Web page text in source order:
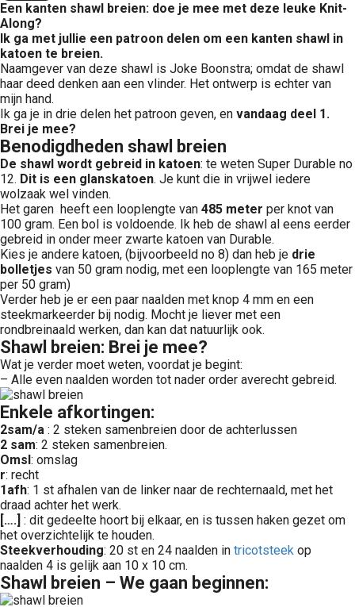
Een kanten shawl breien: doe je mee met deze leuke Knit-
Along?
Ik ga met jullie een patroon delen om een kanten shawl in
katoen te breien.
Naamgever van deze shawl is Joke Boonstra; omdat de shawl
haar deed denken aan een vlinder. Het ontwerp is echter van
mijn hand.
Ik ga je in drie delen het patroon geven, en vandaag deel 1.
Brei je mee?
Benodigdheden shawl breien
De shawl wordt gebreid in katoen: te weten Super Durable no
12. Dit is een glanskatoen. Je kunt die in vrijwel iedere
wolzaak wel vinden.
Het garen heeft een looplengte van 485 meter per knot van
100 gram. Een bol is voldoende. Ik heb de shawl al eens eerder
gebreid in onder meer zwarte katoen van Durable.
Kies je andere katoen, (bijvoorbeeld no 8) dan heb je drie
bolletjes van 50 gram nodig, met een looplengte van 165 meter
per 50 gram)
Verder heb je er een paar naalden met knop 4 mm en een
steekmarkeerder bij nodig. Mocht je liever met een
rondbreinaald werken, dan kan dat natuurlijk ook.
Shawl breien: Brei je mee?
Wat je verder moet weten, voordat je begint:
– Alle even naalden worden tot nader order averecht gebreid.
Enkele afkortingen:
2sam/a : 2 steken samenbreien door de achterlussen
2 sam: 2 steken samenbreien.
Omsl: omslag
r: recht
1afh: 1 st afhalen van de linker naar de rechternaald, met het
draad achter het werk.
[….] : dit gedeelte hoort bij elkaar, en is tussen haken gezet om
het overzichtelijk te houden.
Steekverhouding: 20 st en 24 naalden in tricotsteek op
naalden 4 is gelijk aan 10 x 10 cm.
Shawl breien – We gaan beginnen: